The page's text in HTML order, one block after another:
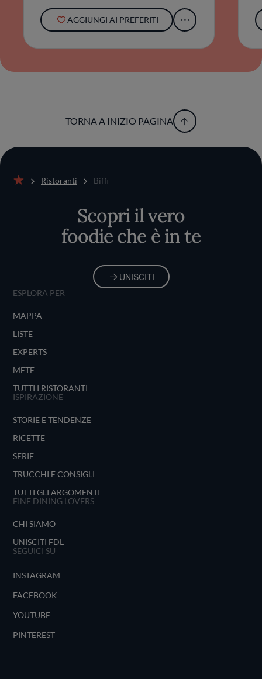
AGGIUNGI AI PREFERITI
TORNA A INIZIO PAGINA
Ristoranti Biffi
Scopri il vero
foodie che è in te
UNISCITI
ESPLORA PER
MAPPA
LISTE
EXPERTS
METE
TUTTI I RISTORANTI
ISPIRAZIONE
STORIE E TENDENZE
RICETTE
SERIE
TRUCCHI E CONSIGLI
TUTTI GLI ARGOMENTI
FINE DINING LOVERS
CHI SIAMO
UNISCITI FDL
SEGUICI SU
INSTAGRAM
FACEBOOK
YOUTUBE
PINTEREST